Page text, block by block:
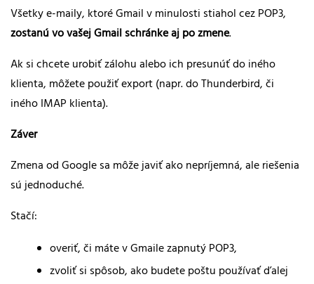
Všetky e-maily, ktoré Gmail v minulosti stiahol cez POP3,
zostanú vo vašej Gmail schránke aj po zmene.
Ak si chcete urobiť zálohu alebo ich presunúť do iného
klienta, môžete použiť export (napr. do Thunderbird, či
iného IMAP klienta).
Záver
Zmena od Google sa môže javiť ako nepríjemná, ale riešenia
sú jednoduché.
Stačí:
overiť, či máte v Gmaile zapnutý POP3,
zvoliť si spôsob, ako budete poštu používať ďalej